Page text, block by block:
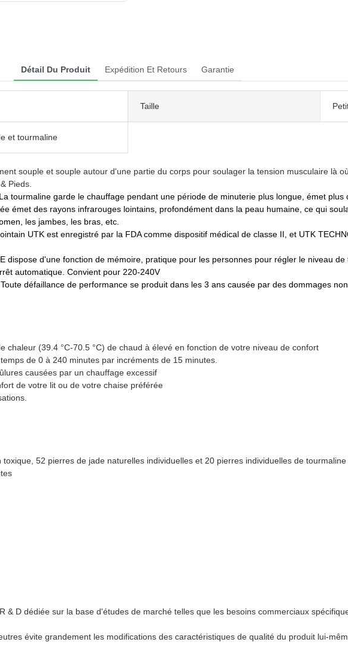
Détail Du Produit Expédition Et Retours Garantie
Taille
et tourmaline
souple et souple autour d'une partie du corps pour soulager la tension musculaire là
Pieds.
tourmaline garde le chauffage pendant une période de minuterie plus longue, émet
émet des rayons infrarouges lointains, profondément dans la peau humaine, ce qui
les jambes, les bras, etc.
UTK est enregistré par la FDA comme dispositif médical de classe II, et UTK
dispose d'une fonction de mémoire, pratique pour les personnes pour régler le niveau
automatique. Convient pour 220-240V
défaillance de performance se produit dans les 3 ans causée par des dommages
(39.4 °C-70.5 °C) de chaud à élevé en fonction de votre niveau de confort
de 0 à 240 minutes par incréments de 15 minutes.
causées par un chauffage excessif
de votre lit ou de votre chaise préférée
52 pierres de jade naturelles individuelles et 20 pierres individuelles de tourmaline
& D dédiée sur la base d'études de marché telles que les besoins commerciaux
évite grandement les modifications des caractéristiques de qualité du produit lui-